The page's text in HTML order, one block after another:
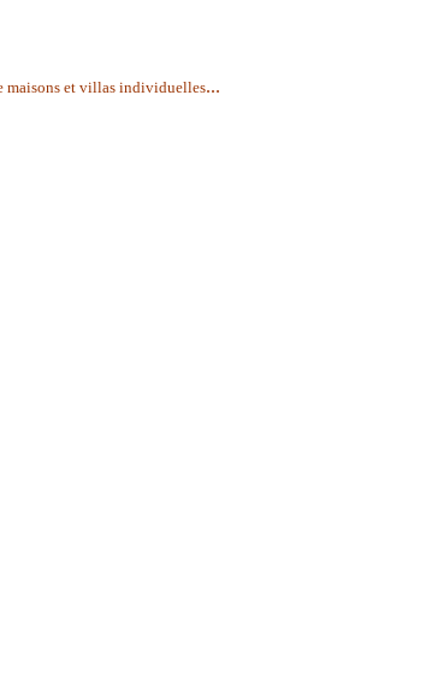
maisons et villas individuelles...